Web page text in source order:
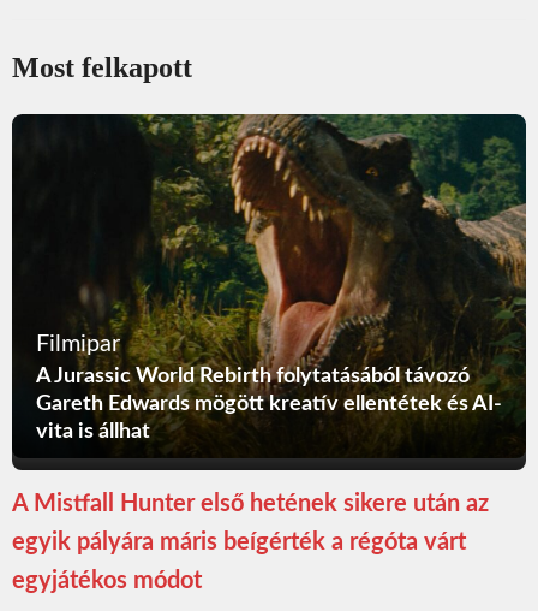
Most felkapott
Filmipar
A Jurassic World Rebirth folytatásából távozó
Gareth Edwards mögött kreatív ellentétek és AI-
vita is állhat
A Mistfall Hunter első hetének sikere után az
egyik pályára máris beígérték a régóta várt
egyjátékos módot